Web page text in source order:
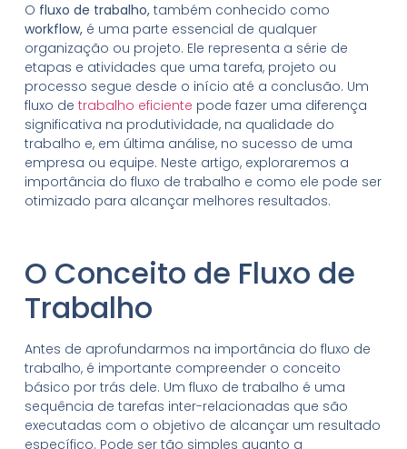
O fluxo de trabalho,também conhecido como
workflow,é uma parte essencial de qualquer
organização ou projeto. Ele representa a série de
etapas e atividades que uma tarefa, projeto ou
processo segue desde o início até a conclusão. Um
fluxo de trabalho eficiente pode fazer uma diferença
significativa na produtividade, na qualidade do
trabalho e, em última análise, no sucesso de uma
empresa ou equipe. Neste artigo, exploraremos a
importância do fluxo de trabalho e como ele pode ser
otimizado para alcançar melhores resultados.
O Conceito de Fluxo de
Trabalho
Antes de aprofundarmos na importância do fluxo de
trabalho, é importante compreender o conceito
básico por trás dele. Um fluxo de trabalho é uma
sequência de tarefas inter-relacionadas que são
executadas com o objetivo de alcançar um resultado
específico. Pode ser tão simples quanto a